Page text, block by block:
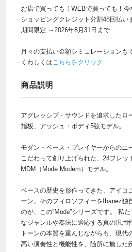
お店で買っても！WEBで買っても！今
ショッピングクレジット分割48回払い
期間限定 ～2026年8月31日まで
月々の支払い金額シミュレーションも
くわしくはこちらをクリック
商品説明
アグレッシブ・サウンドを追求したロ
指板、アッシュ・ボディ5弦モデル。
モダン・ベース・プレイヤーからのニ
こだわって創り上げられた、24フレッ
MDM（Mode Modern）モデル。
ベースの歴史を形作ってきた、アイコ
ーン。そのフィロソフィーをIbanez独
のが、この”Mode”シリーズです。 私
なジャンルや奏法に適応する真の汎用
トーンの本質を重んじながらも、現代
高い演奏性と機能性を、随所に施した